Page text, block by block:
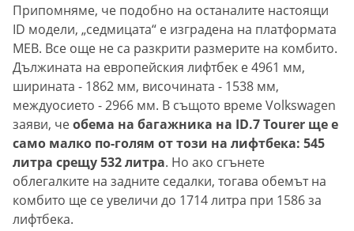
Припомняме, че подобно на останалите настоящи
ID модели, „седмицата“ е изградена на платформата
MEB. Все още не са разкрити размерите на комбито.
Дължината на европейския лифтбек е 4961 мм,
ширината - 1862 мм, височината - 1538 мм,
междуосието - 2966 мм. В същото време Volkswagen
заяви, чеобема на багажника на ID.7 Tourer ще е
само малко по-голям от този на лифтбека: 545
литра срещу 532 литра. Но ако сгънете
облегалките на задните седалки, тогава обемът на
комбито ще се увеличи до 1714 литра при 1586 за
лифтбека.